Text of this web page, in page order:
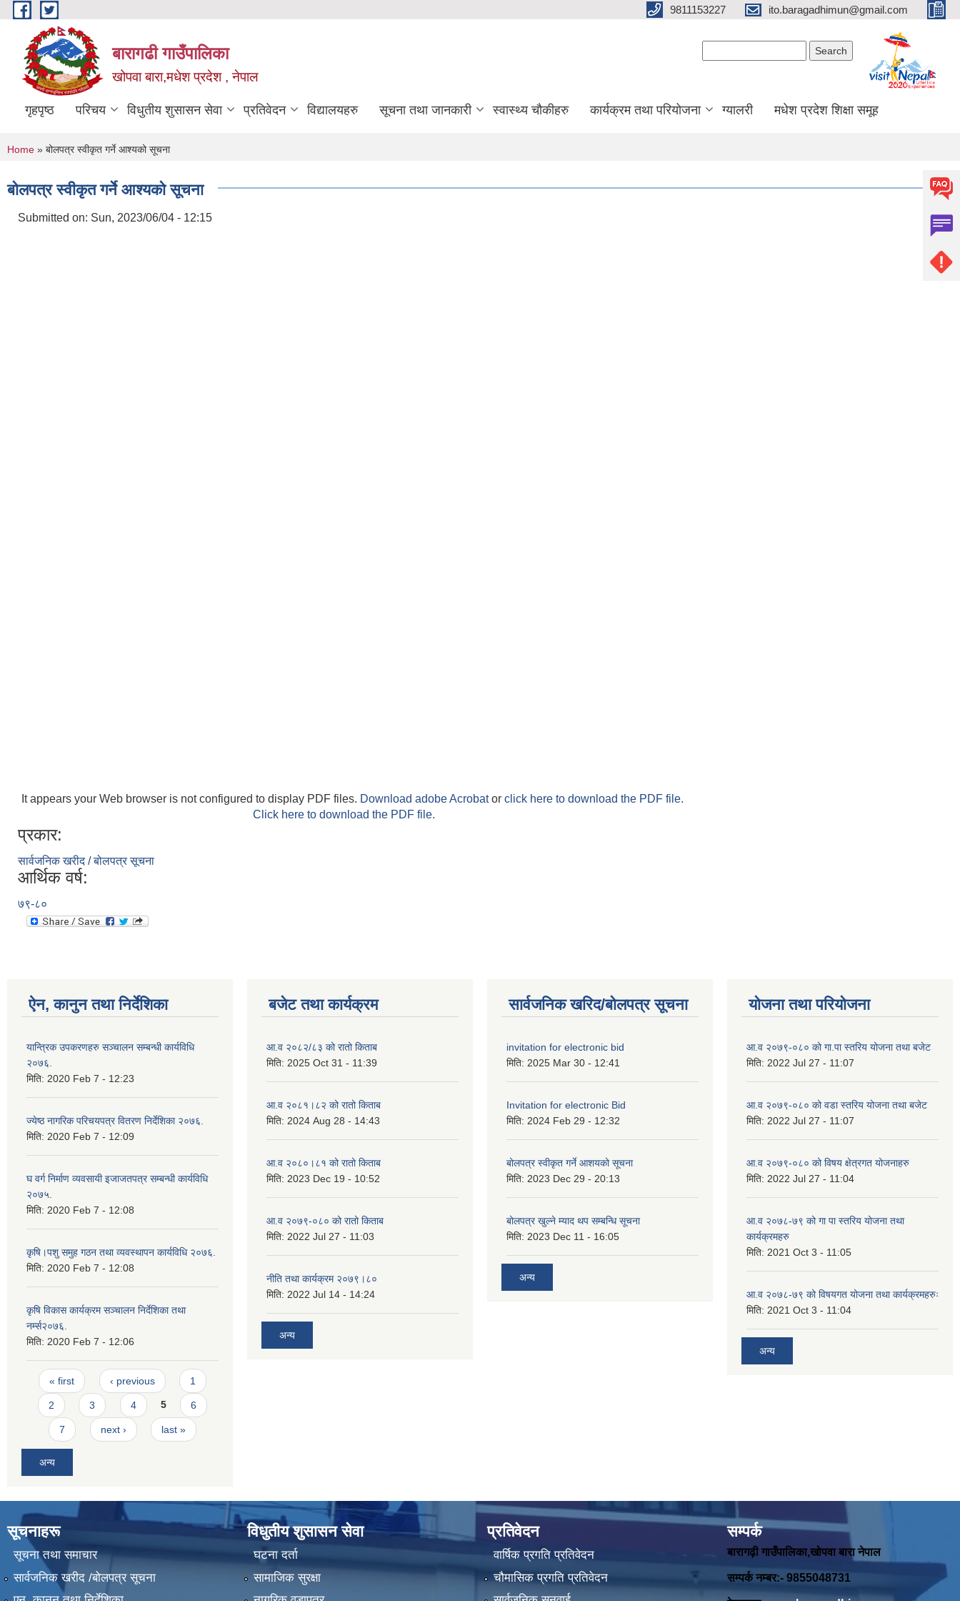
Skip to main content 9811153227 ito.baragadhimun@gmail.com
बारागढी गाउँपालिका
खोपवा बारा,मधेश प्रदेश , नेपाल
गृहपृष्ठ परिचय विधुतीय शुसासन सेवा प्रतिवेदन विद्यालयहरु सूचना तथा जानकारी स्वास्थ्य चौकीहरु कार्यक्रम तथा परियोजना ग्यालरी मधेश प्रदेश शिक्षा समूह
You are here
Home » बोलपत्र स्वीकृत गर्ने आश्यको सूचना
बोलपत्र स्वीकृत गर्ने आश्यको सूचना
Submitted on: Sun, 2023/06/04 - 12:15
It appears your Web browser is not configured to display PDF files. Download adobe Acrobator click here to download the PDF file.
Click here to download the PDF file.
प्रकार:
सार्वजनिक खरीद / बोलपत्र सूचना
आर्थिक वर्ष:
७९-८०
ऐन, कानुन तथा निर्देशिका
यान्त्रिक उपकरणहरु सञ्चालन सम्बन्धी कार्यविधि
२०७६.
मिति: 2020 Feb 7 - 12:23
ज्येष्ठ नागरिक परिचयपत्र वितरण निर्देशिका २०७६.
मिति: 2020 Feb 7 - 12:09
घ वर्ग निर्माण व्यवसायी इजाजतपत्र सम्बन्धी कार्यविधि
२०७५.
मिति: 2020 Feb 7 - 12:08
कृषि।पशु समुह गठन तथा व्यवस्थापन कार्यविधि २०७६.
मिति: 2020 Feb 7 - 12:08
कृषि विकास कार्यक्रम सञ्चालन निर्देशिका तथा
नर्म्स२०७६.
मिति: 2020 Feb 7 - 12:06
Pages
« first ‹ previous 1
2 3 4 5 6
7 next › last »
अन्य
बजेट तथा कार्यक्रम
आ.व २०८२/८३ को रातो किताब
मिति: 2025 Oct 31 - 11:39
आ.व २०८१।८२ को रातो किताब
मिति: 2024 Aug 28 - 14:43
आ.व २०८०।८१ को रातो किताब
मिति: 2023 Dec 19 - 10:52
आ.व २०७९-०८० को रातो किताब
मिति: 2022 Jul 27 - 11:03
नीति तथा कार्यक्रम २०७९।८०
मिति: 2022 Jul 14 - 14:24
अन्य
सार्वजनिक खरिद/बोलपत्र सूचना
invitation for electronic bid
मिति: 2025 Mar 30 - 12:41
Invitation for electronic Bid
मिति: 2024 Feb 29 - 12:32
बोलपत्र स्वीकृत गर्ने आशयको सूचना
मिति: 2023 Dec 29 - 20:13
बोलपत्र खुल्ने म्याद थप सम्बन्धि सूचना
मिति: 2023 Dec 11 - 16:05
अन्य
योजना तथा परियोजना
आ.व २०७९-०८० को गा.पा स्तरिय योजना तथा बजेट
मिति: 2022 Jul 27 - 11:07
आ.व २०७९-०८० को वडा स्तरिय योजना तथा बजेट
मिति: 2022 Jul 27 - 11:07
आ.व २०७९-०८० को विषय क्षेत्रगत योजनाहरु
मिति: 2022 Jul 27 - 11:04
आ.व २०७८-७९ को गा पा स्तरिय योजना तथा
कार्यक्रमहरु
मिति: 2021 Oct 3 - 11:05
आ.व २०७८-७९ को विषयगत योजना तथा कार्यक्रमहरुः
मिति: 2021 Oct 3 - 11:04
अन्य
सूचनाहरू
सूचना तथा समाचार
सार्वजनिक खरीद /बोलपत्र सूचना
विधुतीय शुसासन सेवा
घटना दर्ता
सामाजिक सुरक्षा
प्रतिवेदन
वार्षिक प्रगति प्रतिवेदन
चौमासिक प्रगति प्रतिवेदन
सम्पर्क
बारागढ़ी गाउँपालिका,खोपवा बारा नेपाल
सम्पर्क नम्बर:- 9855048731